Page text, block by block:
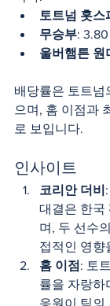
토트넘 홋스
무승부: 3.80
울버햄튼 원
배당률은 토트넘
으며, 홈 이점과
로 보입니다.
인사이트
코리안 더비
대결은 한국
며, 두 선수
접적인 영향
홈 이점 : 토
률을 자랑하